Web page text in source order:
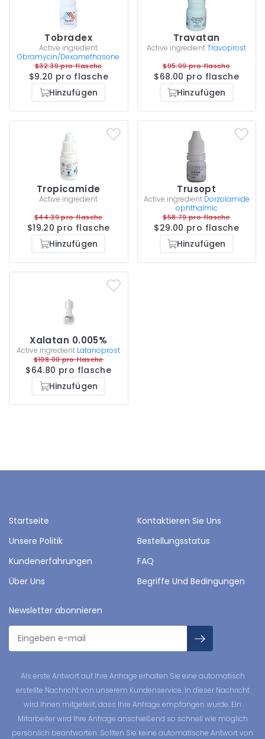
Tobradex
Active ingredient
Obramycin/Dexamethasone
$32.39 pro flasche
$9.20 pro flasche
Hinzufügen
Travatan
Active ingredientTravoprost
$95.99 pro flasche
$68.00 pro flasche
Hinzufügen
Tropicamide
Active ingredient
$44.39 pro flasche
$19.20 pro flasche
Hinzufügen
Trusopt
Active ingredient Dorzolamide
ophthalmic
$58.79 pro flasche
$29.00 pro flasche
Hinzufügen
Xalatan 0.005%
Active ingredient Latanoprost
$108.00 pro flasche
$64.80 pro flasche
Hinzufügen
Startseite
Kontaktieren Sie Uns
Unsere Politik
Bestellungsstatus
Kundenerfahrungen
FAQ
Über Uns
Begriffe Und Bedingungen
Newsletter abonnieren
Als erste Antwort auf Ihre Anfrage erhalten Sie eine automatisch
erstellte Nachricht von unserem Kundenservice. In dieser Nachricht
wird Ihnen mitgeteilt, dass Ihre Anfrage empfangen wurde. Ein
Mitarbeiter wird Ihre Anfrage anschießend so schnell wie möglich
persönlich beantworten. Sollten Sie keine automatische Antwort von